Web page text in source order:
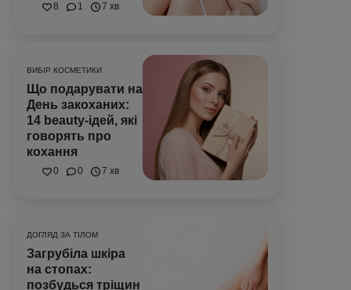
8 1 7 хв
ВИБІР КОСМЕТИКИ
Що подарувати на
День закоханих:
14 beauty-ідей, які
говорять про
кохання
0 0 7 хв
ДОГЛЯД ЗА ТІЛОМ
Загрубіла шкіра
на стопах:
позбудься тріщин